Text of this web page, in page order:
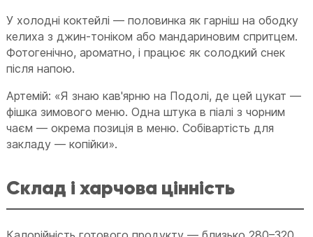
У холодні коктейлі — половинка як гарніш на ободку
келиха з джин-тоніком або мандариновим спритцем.
Фотогенічно, ароматно, і працює як солодкий снек
після напою.
Артемій: «Я знаю кав'ярню на Подолі, де цей цукат —
фішка зимового меню. Одна штука в піалі з чорним
чаєм — окрема позиція в меню. Собівартість для
закладу — копійки».
Склад і харчова цінність